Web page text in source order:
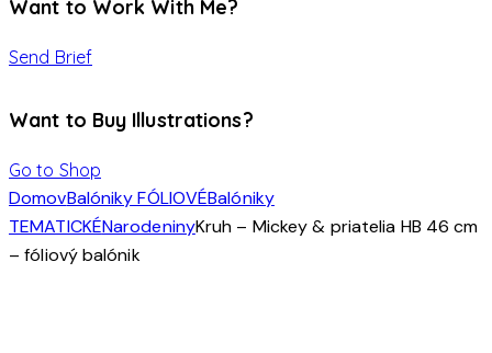
Want to Work With Me?
Send Brief
Want to Buy Illustrations?
Go to Shop
DomovBalóniky FÓLIOVÉBalóniky
TEMATICKÉNarodeninyKruh – Mickey & priatelia HB 46 cm
– fóliový balónik